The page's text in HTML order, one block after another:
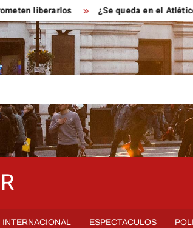
liberarlos ¿Se queda en el Atlético de
INTERNACIONAL ESPECTACULOS